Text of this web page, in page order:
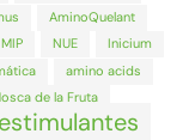
AminoQuelant
MIP NUE
Inicium
amino acids
de la Fruta